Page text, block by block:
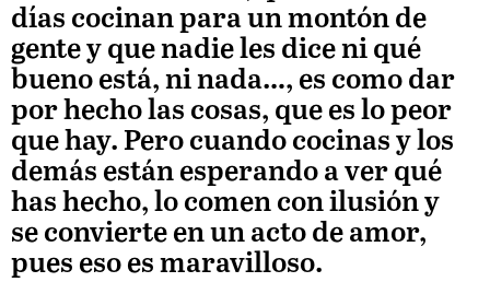
días cocinan para un montón de
gente y que nadie les dice ni qué
bueno está, ni nada…, es como dar
por hecho las cosas, que es lo peor
que hay. Pero cuando cocinas y los
demás están esperando a ver qué
has hecho, lo comen con ilusión y
se convierte en un acto de amor,
pues eso es maravilloso.